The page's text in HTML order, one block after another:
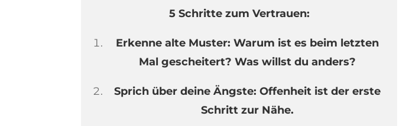
5 Schritte zum Vertrauen:
Erkenne alte Muster: Warum ist es beim letzten
Mal gescheitert? Was willst du anders?
Sprich über deine Ängste: Offenheit ist der erste
Schritt zur Nähe.